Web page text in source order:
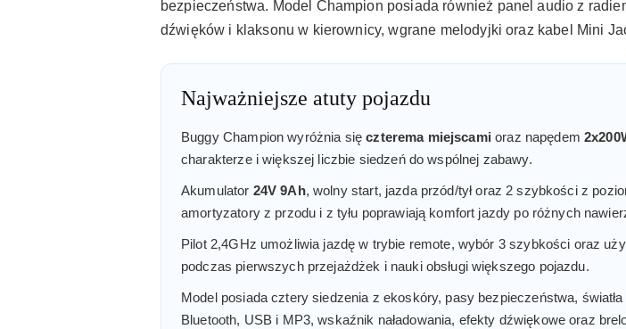
bezpieczeństwa. Model Champion posiada również panel audio z
dźwięków i klaksonu w kierownicy, wgrane melodyjki oraz kabel Mini
Najważniejsze atuty pojazdu
Buggy Champion wyróżnia sięczterema miejscami oraz napędem
charakterze i większej liczbie siedzeń do wspólnej zabawy.
Akumulator 24V 9Ah, wolny start, jazda przód/tył oraz 2 szybkości z
amortyzatory z przodu i z tyłu poprawiają komfort jazdy po różnych
Pilot 2,4GHz umożliwia jazdę w trybie remote, wybór 3 szybkości oraz
podczas pierwszych przejażdżek i nauki obsługi większego pojazdu.
Model posiada cztery siedzenia z ekoskóry, pasy bezpieczeństwa,
Bluetooth, USB i MP3, wskaźnik naładowania, efekty dźwiękowe oraz